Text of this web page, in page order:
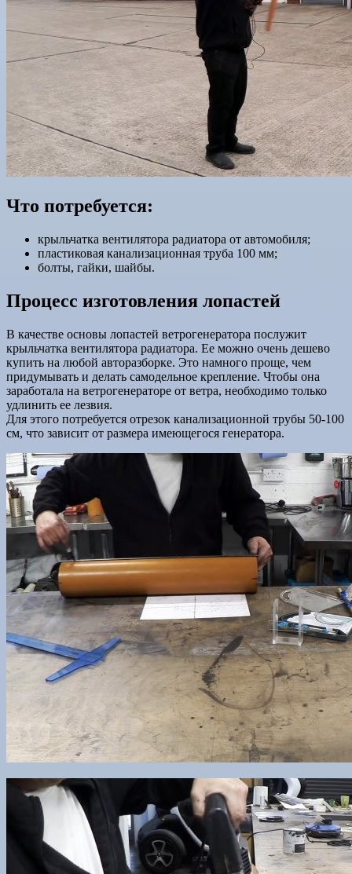
Что потребуется:
крыльчатка вентилятора радиатора от автомобиля;
пластиковая канализационная труба 100 мм;
болты, гайки, шайбы.
Процесс изготовления лопастей
В качестве основы лопастей ветрогенератора послужит
крыльчатка вентилятора радиатора. Ее можно очень дешево
купить на любой авторазборке. Это намного проще, чем
придумывать и делать самодельное крепление. Чтобы она
заработала на ветрогенераторе от ветра, необходимо только
удлинить ее лезвия.
Для этого потребуется отрезок канализационной трубы 50-100
см, что зависит от размера имеющегося генератора.